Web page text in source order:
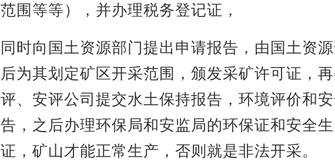
范围等等），并办理税务登记证，
同时向国土资源部门提出申请报告，由国土资
后为其划定矿区开采范围，颁发采矿许可证，
评、安评公司提交水土保持报告，环境评价和
告，之后办理环保局和安监局的环保证和安全
证，矿山才能正常生产，否则就是非法开采。